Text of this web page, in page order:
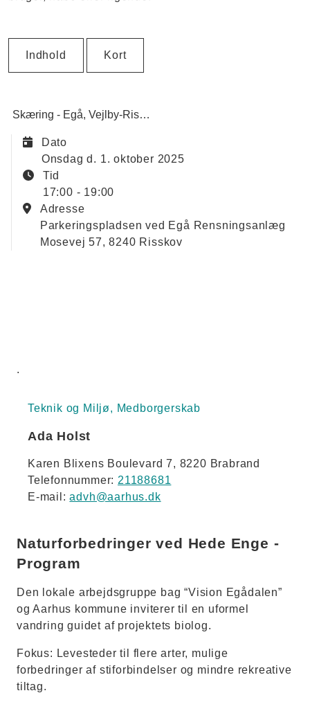
Indhold Kort
Skæring - Egå Vejlby-Risskov
Dato
onsdag d. 1. oktober 2025
Tid
17:00 - 19:00
Adresse
Parkeringspladsen ved Egå Rensningsanlæg
Mosevej 57, 8240 Risskov
.
Teknik og Miljø, Medborgerskab
Ada Holst
Karen Blixens Boulevard 7, 8220 Brabrand
Telefonnummer: 21188681
E-mail:advh@aarhus.dk
Naturforbedringer ved Hede Enge -
Program
Den lokale arbejdsgruppe bag “Vision Egådalen”
og Aarhus kommune inviterer til en uformel
vandring guidet af projektets biolog.
Fokus: Levesteder til flere arter, mulige
forbedringer af stiforbindelser og mindre rekreative
tiltag.